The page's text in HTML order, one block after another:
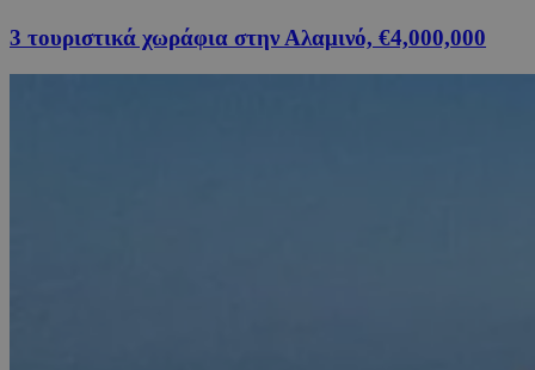
3 τουριστικά χωράφια στην Αλαμινό, €4,000,000